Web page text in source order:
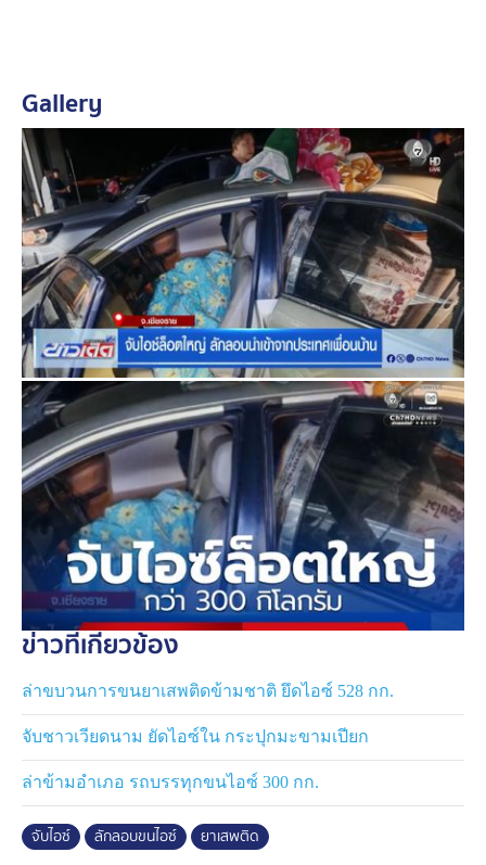
Gallery
ข่าวที่เกี่ยวข้อง
ล่าขบวนการขนยาเสพติดข้ามชาติ ยึดไอซ์ 528 กก.
จับชาวเวียดนาม ยัดไอซ์ใน กระปุกมะขามเปียก
ล่าข้ามอำเภอ รถบรรทุกขนไอซ์ 300 กก.
จับไอซ์ ลักลอบขนไอซ์ ยาเสพติด